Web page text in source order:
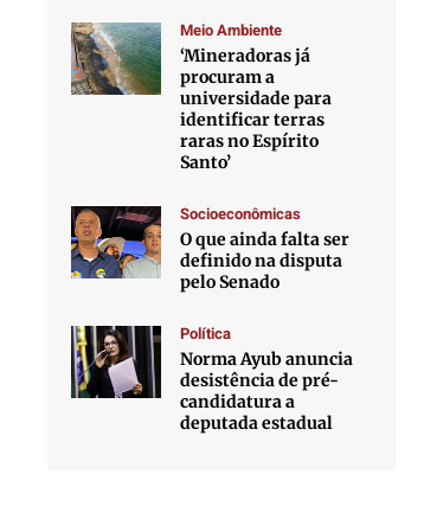
Meio Ambiente
‘Mineradoras já
procuram a
universidade para
identificar terras
raras no Espírito
Santo’
Socioeconômicas
O que ainda falta ser
definido na disputa
pelo Senado
Política
Norma Ayub anuncia
desistência de pré-
candidatura a
deputada estadual